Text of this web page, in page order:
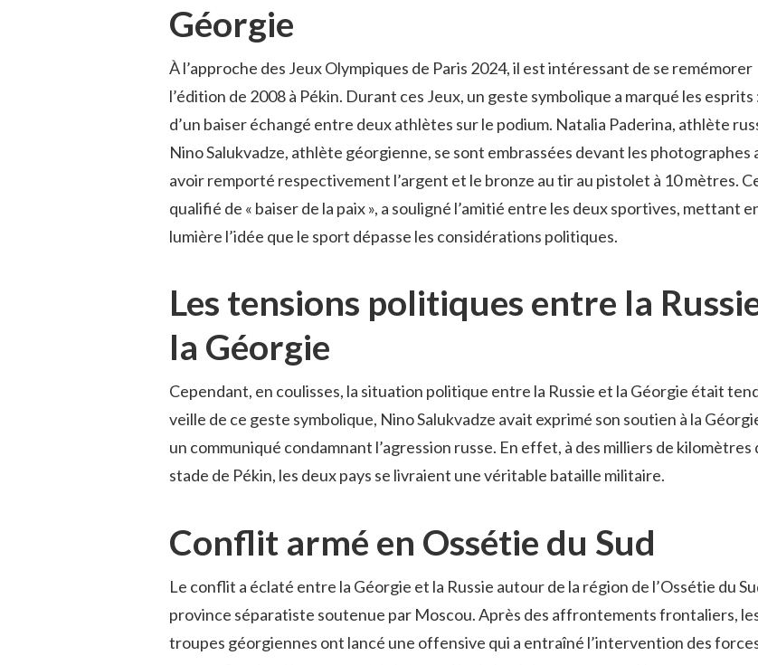
Géorgie
À l’approche des Jeux Olympiques de Paris 2024, il est intéressant de se remémorer
l’édition de 2008 à Pékin. Durant ces Jeux, un geste symbolique a marqué les esprits
d’un baiser échangé entre deux athlètes sur le podium. Natalia Paderina, athlète
Nino Salukvadze, athlète géorgienne, se sont embrassées devant les photographes
avoir remporté respectivement l’argent et le bronze au tir au pistolet à 10 mètres.
qualifié de « baiser de la paix », a souligné l’amitié entre les deux sportives, mettant
lumière l’idée que le sport dépasse les considérations politiques.
Les tensions politiques entre la
la Géorgie
Cependant, en coulisses, la situation politique entre la Russie et la Géorgie était
veille de ce geste symbolique, Nino Salukvadze avait exprimé son soutien à la
un communiqué condamnant l’agression russe. En effet, à des milliers de kilomètres
stade de Pékin, les deux pays se livraient une véritable bataille militaire.
Conflit armé en Ossétie du Sud
Le conflit a éclaté entre la Géorgie et la Russie autour de la région de l’Ossétie du
province séparatiste soutenue par Moscou. Après des affrontements frontaliers,
troupes géorgiennes ont lancé une offensive qui a entraîné l’intervention des